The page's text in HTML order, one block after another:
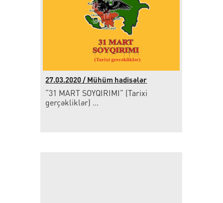
27.03.2020 / Mühüm hadisələr
“31 MART SOYQIRIMI” (Tarixi
gerçəkliklər) ...